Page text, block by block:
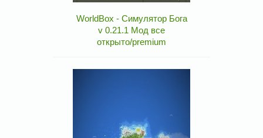
WorldBox - Симулятор Бога
v 0.21.1 Мод все
открыто/premium